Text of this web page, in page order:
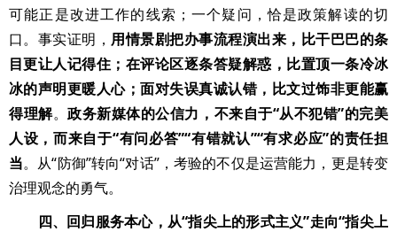
可能正是改进工作的线索；一个疑问，恰是政策解读的切
口。事实证明， 用情景剧把办事流程演出来，比干巴巴的条
目更让人记得住；在评论区逐条答疑解惑，比置顶一条冷冰
冰的声明更暖人心；面对失误真诚认错，比文过饰非更能赢
得理解。政务新媒体的公信力，不来自于“从不犯错”的完美
人设，而来自于“有问必答”“有错就认”“有求必应”的责任担
当。从“防御”转向“对话”，考验的不仅是运营能力，更是转变
治理观念的勇气。
四、回归服务本心，从“指尖上的形式主义”走向“指尖上